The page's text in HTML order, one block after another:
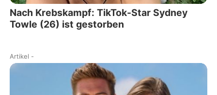
Nach Krebskampf: TikTok-Star Sydney
Towle (26) ist gestorben
Artikel -